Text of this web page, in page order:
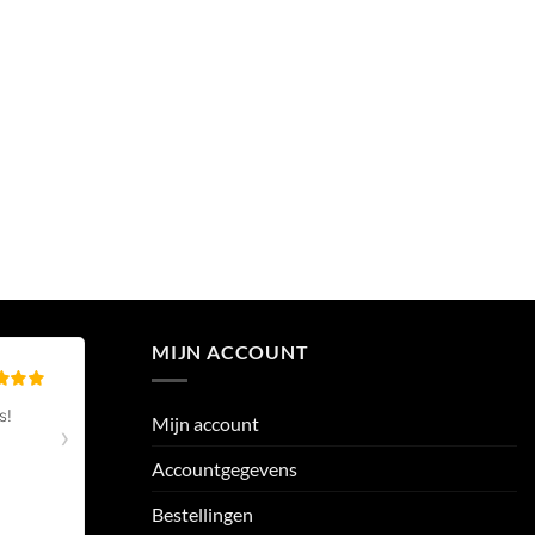
MIJN ACCOUNT
Mijn account
Accountgegevens
Bestellingen